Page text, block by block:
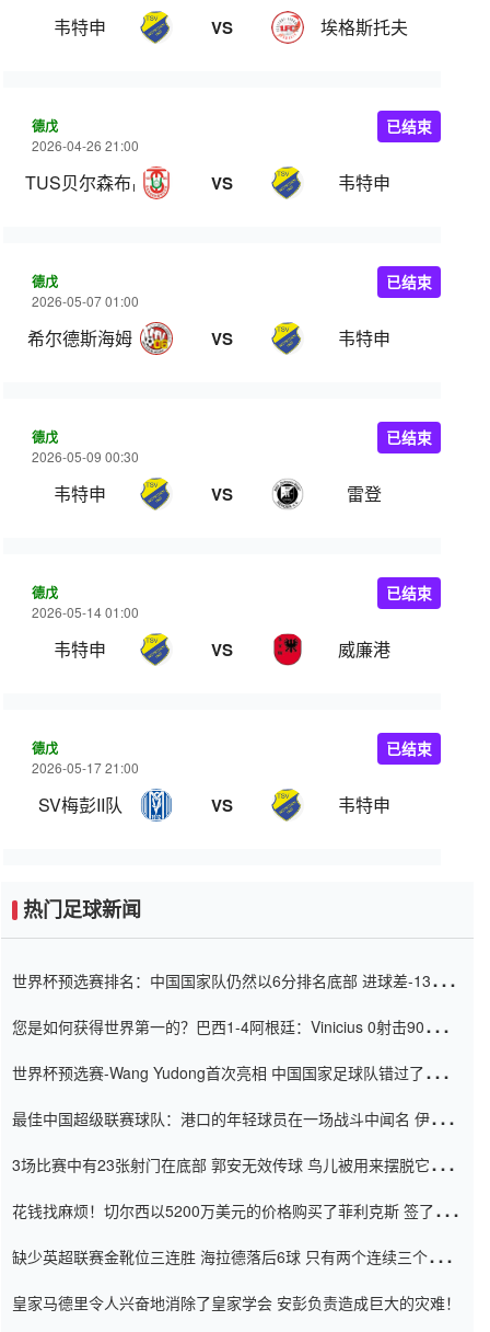
韦特申 VS 埃格斯托夫
德戊
2026-04-26 21:00
TUS贝尔森布吕克 VS 韦特申
已结束
德戊
2026-05-07 01:00
希尔德斯海姆 VS 韦特申
已结束
德戊
2026-05-09 00:30
韦特申 VS 雷登
已结束
德戊
2026-05-14 01:00
韦特申 VS 威廉港
已结束
德戊
2026-05-17 21:00
SV梅彭II队 VS 韦特申
已结束
热门足球新闻
世界杯预选赛排名：中国国家队仍然以6分排名底部 进球差-13令人
您是如何获得世界第一的？巴西1-4阿根廷：Vinicius 0射击90分钟
世界杯预选赛-Wang Yudong首次亮相 中国国家足球队错过了世界
最佳中国超级联赛球队：港口的年轻球员在一场战斗中闻名 伊万放
3场比赛中有23张射门在底部 郭安无效传球 鸟儿被用来摆脱它
花钱找麻烦！切尔西以5200万美元的价格购买了菲利克斯 签了7年
缺少英超联赛金靴位三连胜 海拉德落后6球 只有两个连续三个连续
皇家马德里令人兴奋地消除了皇家学会 安彭负责造成巨大的灾难！